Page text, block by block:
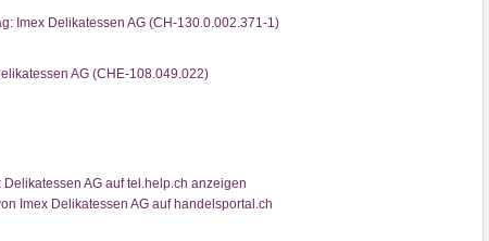
Imex Delikatessen AG (CH-130.0.002.371-1)
AG (CHE-108.049.022)
Delikatessen AG auf tel.help.ch anzeigen
Imex Delikatessen AG auf handelsportal.ch